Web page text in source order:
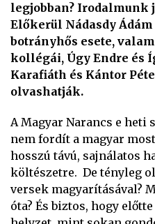
legjobban? Irodalmunk
Előkerül Nádasdy
botrányhős esete,
kollégái, Úgy Endre és
Karafiáth és Kántor
olvashatják.
A Magyar Narancs e heti
nem fordít a magyar
hosszú távú, sajnálatos
költészetre. De tényleg
versek magyarításával?
óta? És biztos, hogy